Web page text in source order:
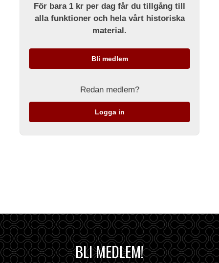
För bara 1 kr per dag får du tillgång till
alla funktioner och hela vårt historiska
material.
Bli medlem
Redan medlem?
Logga in
BLI MEDLEM!